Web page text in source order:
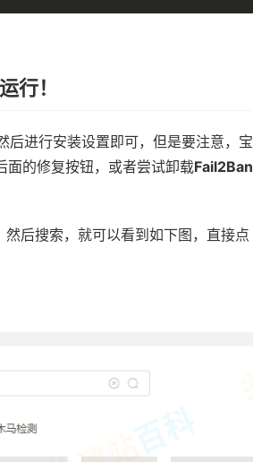
行！
后进行安装设置即可，但是要注意，宝
面的修复按钮，或者尝试卸载Fail2Ban
然后搜索，就可以看到如下图，直接点